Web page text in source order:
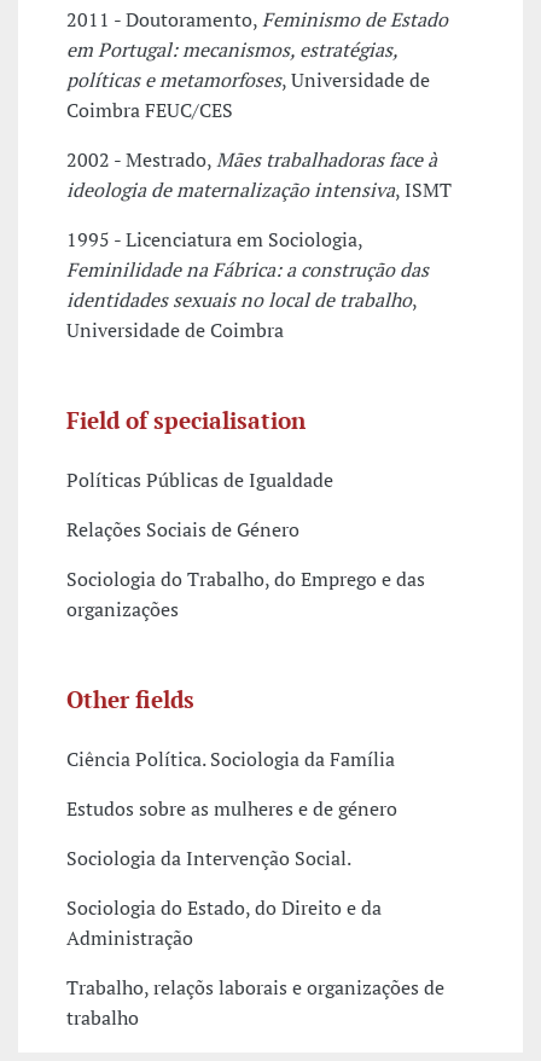
2011 - Doutoramento,Feminismo de Estado
em Portugal: mecanismos, estratégias,
políticas e metamorfoses, Universidade de
Coimbra FEUC/CES
2002 - Mestrado,Mães trabalhadoras face à
ideologia de maternalização intensiva, ISMT
1995 - Licenciatura em Sociologia,
Feminilidade na Fábrica: a construção das
identidades sexuais no local de trabalho,
Universidade de Coimbra
Field of specialisation
Políticas Públicas de Igualdade
Relações Sociais de Género
Sociologia do Trabalho, do Emprego e das
organizações
Other fields
Ciência Política. Sociologia da Família
Estudos sobre as mulheres e de género
Sociologia da Intervenção Social.
Sociologia do Estado, do Direito e da
Administração
Trabalho, relaçõs laborais e organizações de
trabalho